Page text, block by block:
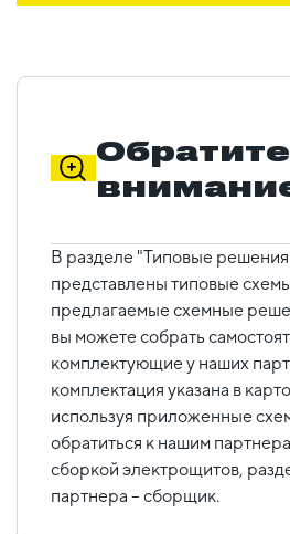
Обратите
В разделе "Типовые
представлены типовые
предлагаемые схемные
вы можете собрать
комплектующие у наших
комплектация указана в
используя приложенные
обратиться к нашим
сборкой электрощитов,
партнера – сборщик.